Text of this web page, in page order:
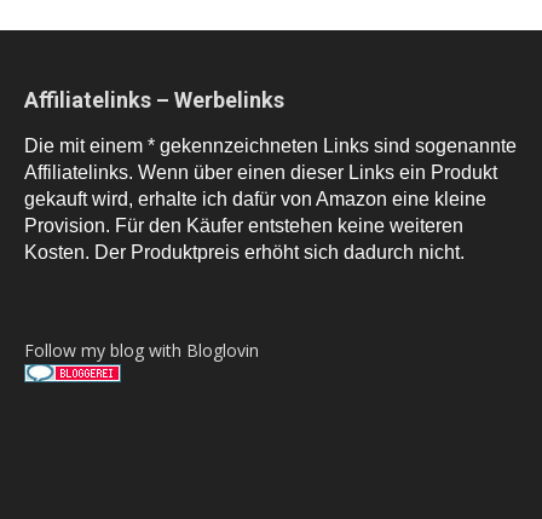
Affiliatelinks – Werbelinks
Die mit einem * gekennzeichneten Links sind sogenannte
Affiliatelinks. Wenn über einen dieser Links ein Produkt
gekauft wird, erhalte ich dafür von Amazon eine kleine
Provision. Für den Käufer entstehen keine weiteren
Kosten. Der Produktpreis erhöht sich dadurch nicht.
Follow my blog with Bloglovin